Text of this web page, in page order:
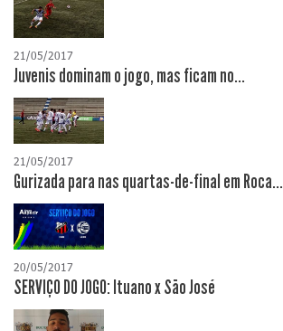
21/05/2017
Juvenis dominam o jogo, mas ficam no...
21/05/2017
Gurizada para nas quartas-de-final em Roca...
20/05/2017
SERVIÇO DO JOGO: Ituano x São José